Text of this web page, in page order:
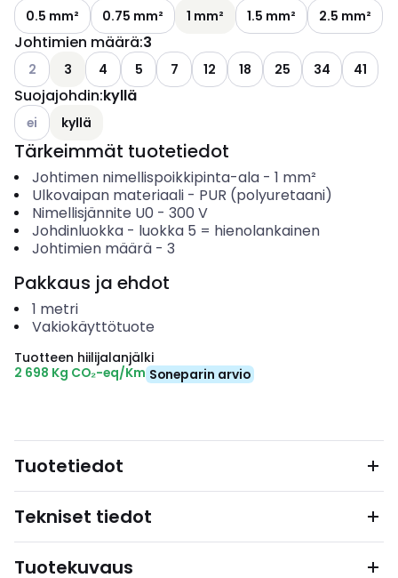
0.5 mm² 0.75 mm² 1 mm² 1.5 mm² 2.5 mm²
Johtimien määrä:3
Katso käytettävissä olevat vaihtoehdot
2 3 4 5 7 12 18 25 34 41
Suojajohdin:kyllä
Katso käytettävissä olevat vaihtoehdot
ei kyllä
Tärkeimmät tuotetiedot
Johtimen nimellispoikkipinta-ala- 1 mm²
Ulkovaipan materiaali- PUR (polyuretaani)
Nimellisjännite U0 - 300 V
Johdinluokka- luokka 5 = hienolankainen
Johtimien määrä- 3
Pakkaus ja ehdot
1 metri
Vakiokäyttötuote
Tuotteen hiilijalanjälki
2 698 Kg CO₂-eq/Km Soneparin arvio
Tuotetiedot
Tekniset tiedot
Tuotekuvaus